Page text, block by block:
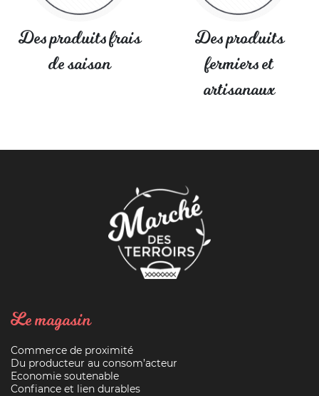
Des produits frais
de saison
Des produits
fermiers et
artisanaux
Le magasin
Commerce de proximité
Du producteur au consom’acteur
Economie soutenable
Confiance et lien durables